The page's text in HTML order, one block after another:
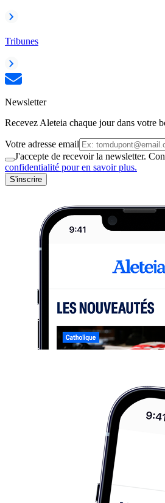
Tribunes
Newsletter
Recevez Aleteia chaque jour dans votre
Votre adresse email
J'accepte de recevoir la newsletter.
confidentialité pour en savoir plus.
S'inscrire